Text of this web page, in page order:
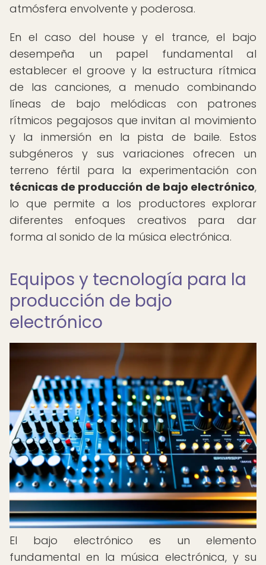
atmósfera envolvente y poderosa.
En el caso del house y el trance, el bajo
desempeña un papel fundamental al
establecer el groove y la estructura rítmica
de las canciones, a menudo combinando
líneas de bajo melódicas con patrones
rítmicos pegajosos que invitan al movimiento
y la inmersión en la pista de baile. Estos
subgéneros y sus variaciones ofrecen un
terreno fértil para la experimentación con
técnicas de producción de bajo electrónico,
lo que permite a los productores explorar
diferentes enfoques creativos para dar
forma al sonido de la música electrónica.
Equipos y tecnología para la
producción de bajo
electrónico
El bajo electrónico es un elemento
fundamental en la música electrónica, y su